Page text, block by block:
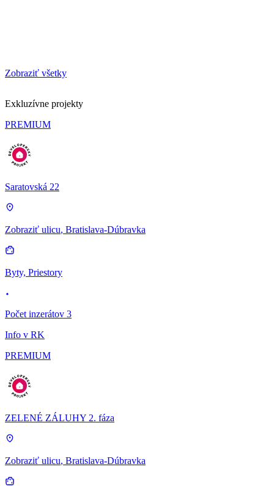
Zobraziť všetky
Exkluzívne projekty
PREMIUM
Saratovská 22
Zobraziť ulicu, Bratislava-Dúbravka
Byty, Priestory
Počet inzerátov 3
Info v RK
PREMIUM
ZELENÉ ZÁLUHY 2. fáza
Zobraziť ulicu, Bratislava-Dúbravka